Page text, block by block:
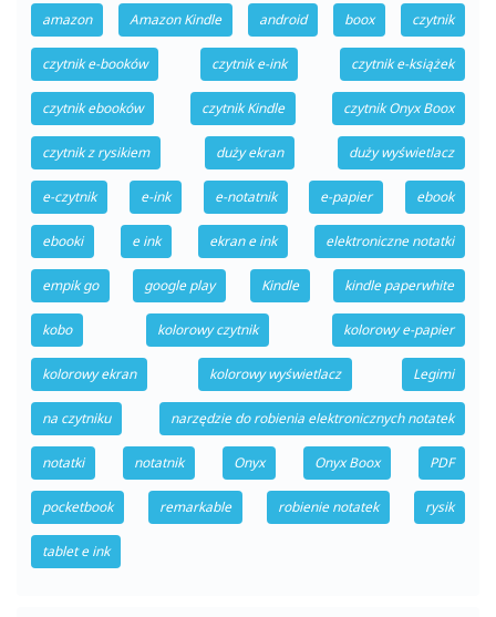
amazon Amazon Kindle android boox czytnik
czytnik e-booków czytnik e-ink czytnik e-książek
czytnik ebooków czytnik Kindle czytnik Onyx Boox
czytnik z rysikiem duży ekran duży wyświetlacz
e-czytnik e-ink e-notatnik e-papier ebook
ebooki e ink ekran e ink elektroniczne notatki
empik go google play Kindle kindle paperwhite
kobo kolorowy czytnik kolorowy e-papier
kolorowy ekran kolorowy wyświetlacz Legimi
na czytniku narzędzie do robienia elektronicznych notatek
notatki notatnik Onyx Onyx Boox PDF
pocketbook remarkable robienie notatek rysik
tablet e ink